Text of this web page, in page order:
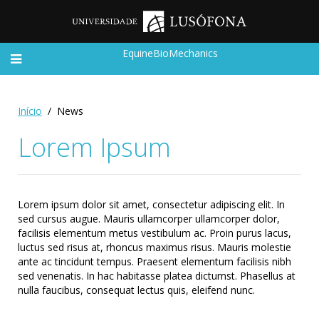
EquineBioMechanics
Início News
Lorem Ipsum
Lorem ipsum dolor sit amet, consectetur adipiscing elit. In
sed cursus augue. Mauris ullamcorper ullamcorper dolor,
facilisis elementum metus vestibulum ac. Proin purus lacus,
luctus sed risus at, rhoncus maximus risus. Mauris molestie
ante ac tincidunt tempus. Praesent elementum facilisis nibh
sed venenatis. In hac habitasse platea dictumst. Phasellus at
nulla faucibus, consequat lectus quis, eleifend nunc.